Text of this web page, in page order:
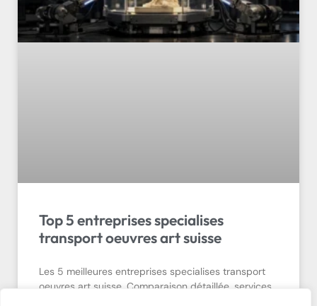
Top 5 entreprises specialises
transport oeuvres art suisse
Les 5 meilleures entreprises specialises transport
oeuvres art suisse. Comparaison détaillée, services